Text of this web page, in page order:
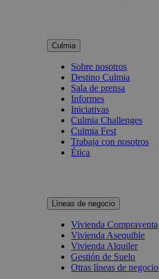
Culmia
Sobre nosotros
Destino Culmia
Sala de prensa
Informes
Iniciativas
Culmia Challenges
Culmia Fest
Trabaja con nosotros
Ética
Líneas de negocio
Vivienda Compraventa
Vivienda Asequible
Vivienda Alquiler
Gestión de Suelo
Otras líneas de negocio